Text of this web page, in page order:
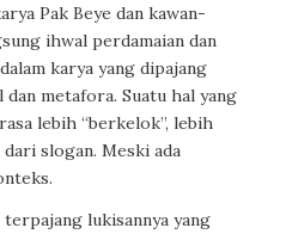
Pak Beye dan kawan-
ihwal perdamaian dan
karya yang dipajang
metafora. Suatu hal yang
lebih “berkelok”, lebih
dari slogan. Meski ada
lukisannya yang